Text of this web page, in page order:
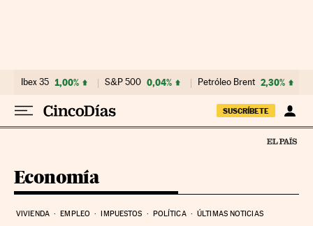
Ibex 35 1,00% S&P 500 0,04% Petróleo Brent 2,30%
SUSCRÍBETE
Economía
VIVIENDA EMPLEO IMPUESTOS POLÍTICA ÚLTIMAS NOTICIAS